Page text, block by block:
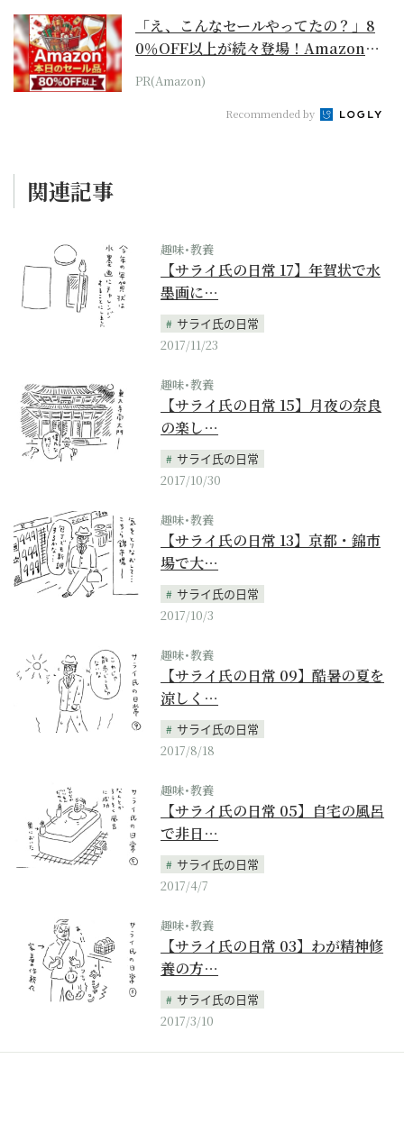
「え、こんなセールやってたの？」8
0％OFF以上が続々登場！Amazonの
本気が...
PR(Amazon)
Recommended by
関連記事
趣味･教養
【サライ氏の日常 17】年賀状で水
墨画に…
サライ氏の日常
2017/11/23
趣味･教養
【サライ氏の日常 15】月夜の奈良
の楽し…
サライ氏の日常
2017/10/30
趣味･教養
【サライ氏の日常 13】京都・錦市
場で大…
サライ氏の日常
2017/10/3
趣味･教養
【サライ氏の日常 09】酷暑の夏を
涼しく…
サライ氏の日常
2017/8/18
趣味･教養
【サライ氏の日常 05】自宅の風呂
で非日…
サライ氏の日常
2017/4/7
趣味･教養
【サライ氏の日常 03】わが精神修
養の方…
サライ氏の日常
2017/3/10